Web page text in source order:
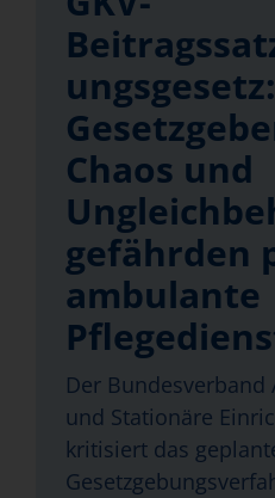
ungsgesetz:
Chaos und
gefährden
ambulante
Der
und Stationäre
kritisiert das